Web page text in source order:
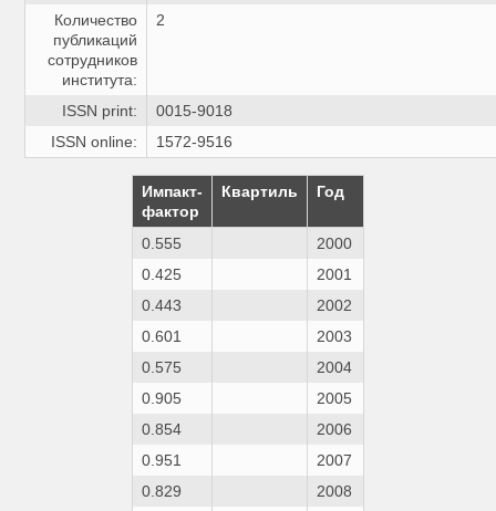
Количество
публикаций
сотрудников
института:
2
ISSN print:
0015-9018
ISSN online:
1572-9516
Импакт-
фактор
Квартиль Год
0.555
2000
0.425
2001
0.443
2002
0.601
2003
0.575
2004
0.905
2005
0.854
2006
0.951
2007
0.829
2008